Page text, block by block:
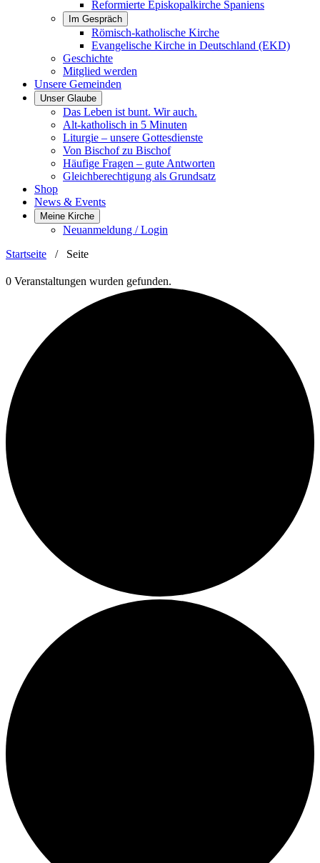
Reformierte Episkopalkirche Spaniens
Im Gespräch
Römisch-katholische Kirche
Evangelische Kirche in Deutschland (EKD)
Geschichte
Mitglied werden
Unsere Gemeinden
Unser Glaube
Das Leben ist bunt. Wir auch.
Alt-katholisch in 5 Minuten
Liturgie – unsere Gottesdienste
Von Bischof zu Bischof
Häufige Fragen – gute Antworten
Gleichberechtigung als Grundsatz
Shop
News & Events
Meine Kirche
Neuanmeldung / Login
Startseite / Seite
0 Veranstaltungen wurden gefunden.